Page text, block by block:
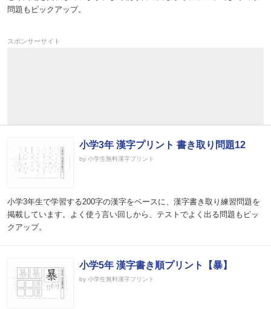
問題もピックアップ。
スポンサーサイト
小学3年 漢字プリント 書き取り問題12
by 小学生無料漢字プリント
小学3年生で学習する200字の漢字をベースに、漢字書き取り練習問題を
掲載しています。よく使う言い回しから、テストでよく出る問題もピッ
クアップ。
小学5年 漢字書き順プリント【暴】
by 小学生無料漢字プリント